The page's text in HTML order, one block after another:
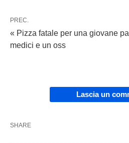
PREC.
« Pizza fatale per una giovane
medici e un oss
Lascia un
SHARE